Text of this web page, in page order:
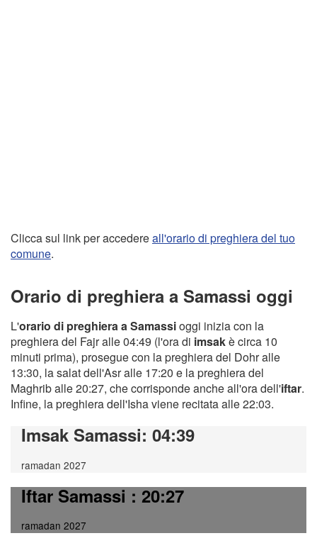
Clicca sul link per accedereall'orario di preghiera del tuo
comune.
Orario di preghiera a Samassi oggi
L'orario di preghiera a Samassioggi inizia con la
preghiera del Fajr alle 04:49 (l'ora di imsakè circa 10
minuti prima), prosegue con la preghiera del Dohr alle
13:30, la salat dell'Asr alle 17:20 e la preghiera del
Maghrib alle 20:27, che corrisponde anche all'ora dell'iftar.
Infine, la preghiera dell'Isha viene recitata alle 22:03.
Imsak Samassi: 04:39
ramadan 2027
Iftar Samassi: 20:27
ramadan 2027